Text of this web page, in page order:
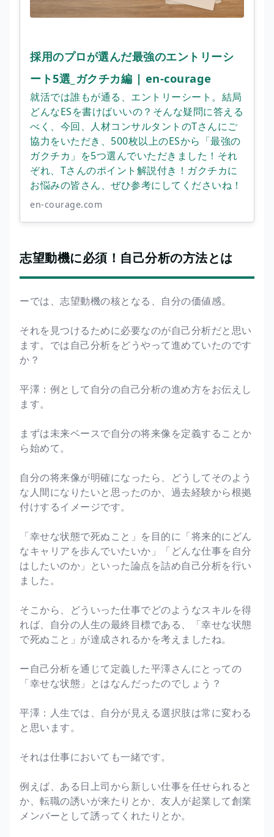
採用のプロが選んだ最強のエントリーシ
ート5選_ガクチカ編 | en-courage
就活では誰もが通る、エントリーシート。結局
どんなESを書けばいいの？そんな疑問に答える
べく、今回、人材コンサルタントのTさんにご
協力をいただき、500枚以上のESから「最強の
ガクチカ」を5つ選んでいただきました！それ
ぞれ、Tさんのポイント解説付き！ガクチカに
お悩みの皆さん、ぜひ参考にしてくださいね！
en-courage.com
志望動機に必須！自己分析の方法とは
ーでは、志望動機の核となる、自分の価値感。
それを見つけるために必要なのが自己分析だと思い
ます。では自己分析をどうやって進めていたのです
か？
平澤：例として自分の自己分析の進め方をお伝えし
ます。
まずは未来ベースで自分の将来像を定義することか
ら始めて。
自分の将来像が明確になったら、どうしてそのよう
な人間になりたいと思ったのか、過去経験から根拠
付けするイメージです。
「幸せな状態で死ぬこと」を目的に「将来的にどん
なキャリアを歩んでいたいか」「どんな仕事を自分
はしたいのか」といった論点を詰め自己分析を行い
ました。
そこから、どういった仕事でどのようなスキルを得
れば、自分の人生の最終目標である、「幸せな状態
で死ぬこと」が達成されるかを考えましたね。
ー自己分析を通じて定義した平澤さんにとっての
「幸せな状態」とはなんだったのでしょう？
平澤：人生では、自分が見える選択肢は常に変わる
と思います。
それは仕事においても一緒です。
例えば、ある日上司から新しい仕事を任せられると
か、転職の誘いが来たりとか、友人が起業して創業
メンバーとして誘ってくれたりとか。